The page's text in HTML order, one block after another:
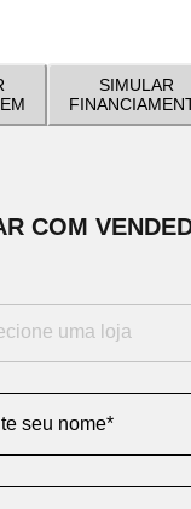
SIMULAR
COM